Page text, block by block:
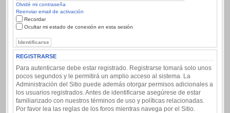
Olvidé mi contraseña
Reenviar email de activación
Recordar
Ocultar mi estado de conexión en esta sesión
REGISTRARSE
Para autenticarse debe estar registrado. Registrarse tomará solo unos
pocos segundos y le permitirá un amplio acceso al sistema. La
Administración del Sitio puede además otorgar permisos adicionales a
los usuarios registrados. Antes de identificarse asegúrese de estar
familiarizado con nuestros términos de uso y políticas relacionadas.
Por favor lea las reglas de los foros mientras navega por el Sitio.